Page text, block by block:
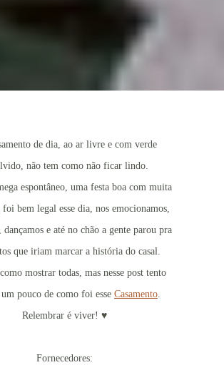
de dia, ao ar livre e com verde
não tem como não ficar lindo.
espontâneo, uma festa boa com muita
bem legal esse dia, nos emocionamos,
dançamos e até no chão a gente parou pra
que iriam marcar a história do casal.
mostrar todas, mas nesse post tento
pouco de como foi esse Casamento
Relembrar é viver! ♥
Fornecedores: